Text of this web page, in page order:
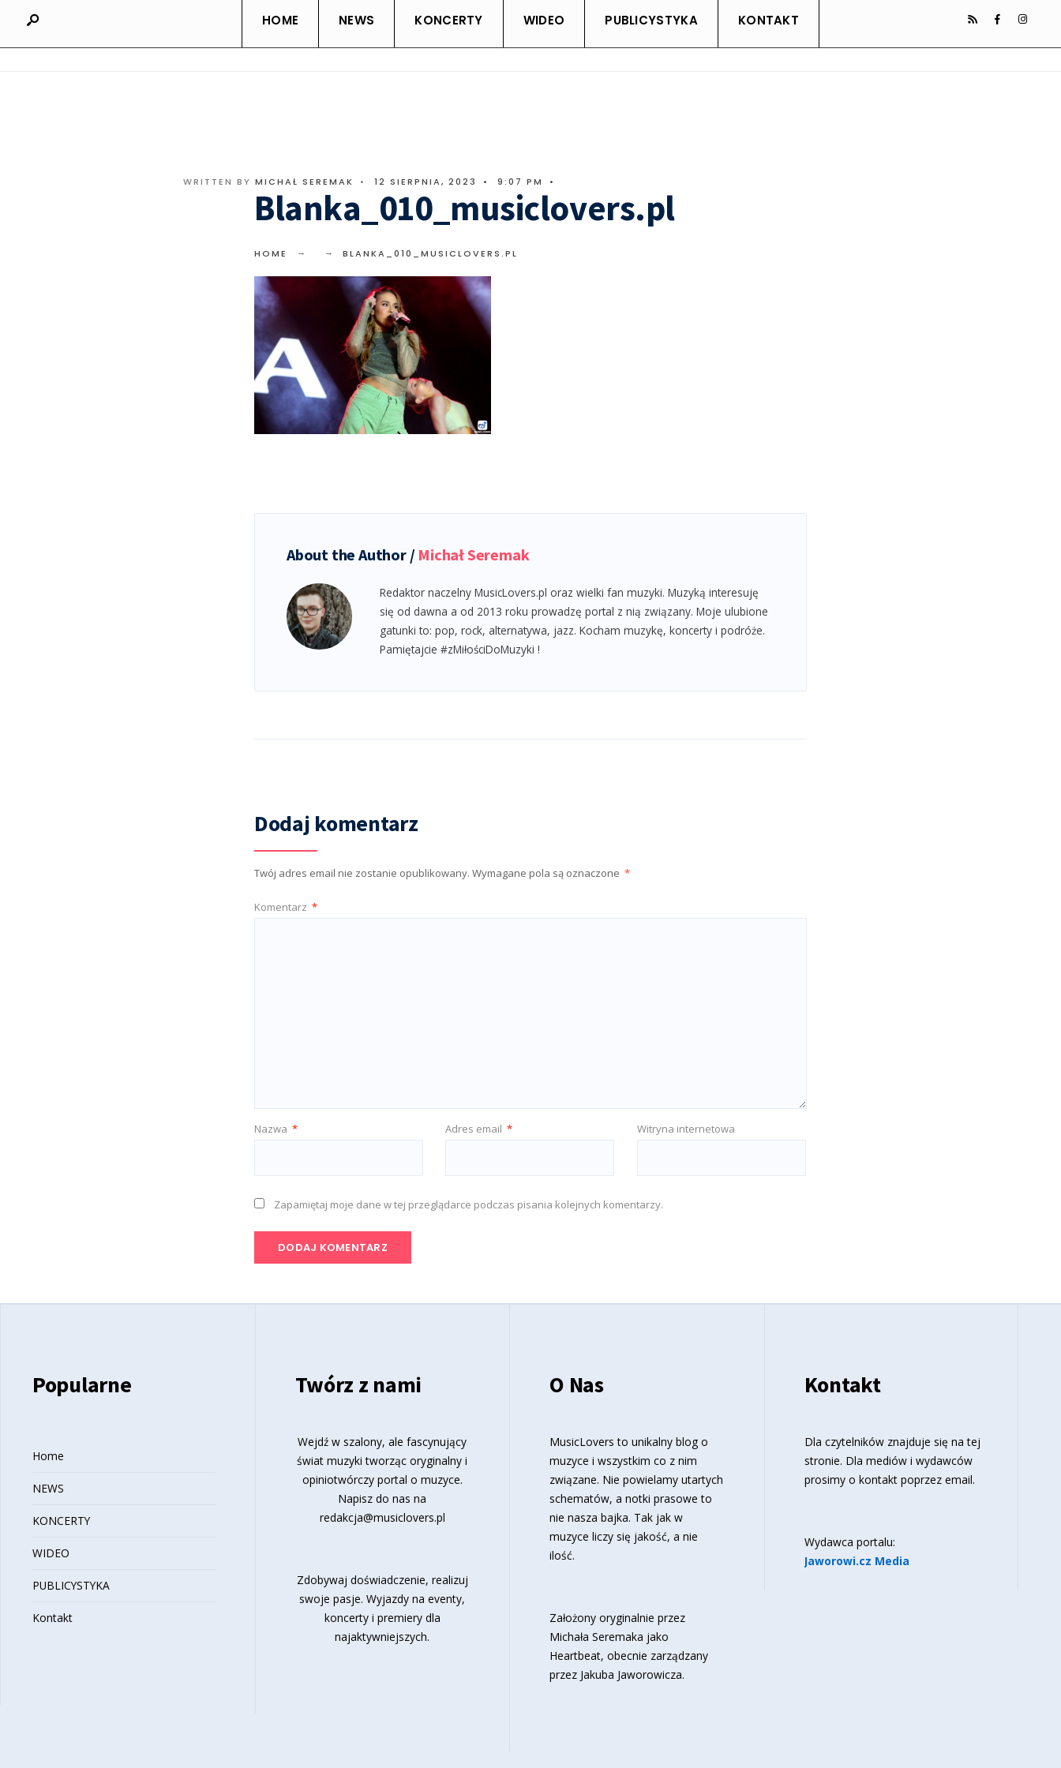
HOME NEWS KONCERTY WIDEO PUBLICYSTYKA KONTAKT
WRITTEN BY MICHAŁ SEREMAK • 12 SIERPNIA, 2023 • 9:07 PM •
Blanka_010_musiclovers.pl
HOME BLANKA_010_MUSICLOVERS.PL
About the Author / Michał Seremak
Redaktor naczelny MusicLovers.pl oraz wielki fan muzyki. Muzyką interesuję
się od dawna a od 2013 roku prowadzę portal z nią związany. Moje ulubione
gatunki to: pop, rock, alternatywa, jazz. Kocham muzykę, koncerty i podróże.
Pamiętajcie #zMiłościDoMuzyki !
Dodaj komentarz
Twój adres email nie zostanie opublikowany. Wymagane pola są oznaczone *
Komentarz *
Nazwa * Adres email * Witryna internetowa
Zapamiętaj moje dane w tej przeglądarce podczas pisania kolejnych komentarzy.
Popularne
Home
NEWS
KONCERTY
WIDEO
PUBLICYSTYKA
Kontakt
Twórz z nami
Wejdź w szalony, ale fascynujący
świat muzyki tworząc oryginalny i
opiniotwórczy portal o muzyce.
Napisz do nas na
redakcja@musiclovers.pl
Zdobywaj doświadczenie, realizuj
swoje pasje. Wyjazdy na eventy,
koncerty i premiery dla
najaktywniejszych.
O Nas
MusicLovers to unikalny blog o
muzyce i wszystkim co z nim
związane. Nie powielamy utartych
schematów, a notki prasowe to
nie nasza bajka. Tak jak w
muzyce liczy się jakość, a nie
ilość.
Założony oryginalnie przez
Michała Seremaka jako
Heartbeat, obecnie zarządzany
przez Jakuba Jaworowicza.
Kontakt
Dla czytelników znajduje się na tej
stronie. Dla mediów i wydawców
prosimy o kontakt poprzez email.
Wydawca portalu:
Jaworowi.cz Media